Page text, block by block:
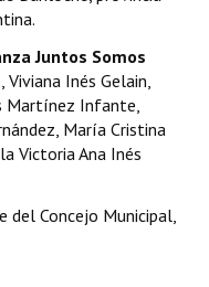
Juntos Somos
Viviana Inés Gelain,
Martínez Infante,
María Cristina
Victoria Ana Inés
del Concejo Municipal,